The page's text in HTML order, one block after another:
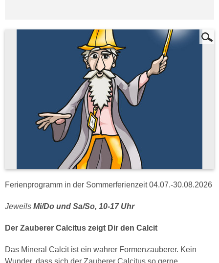
Ferienprogramm in der Sommerferienzeit 04.07.-30.08.2026
Jeweils Mi/Do und Sa/So, 10-17 Uhr
Der Zauberer Calcitus zeigt Dir den Calcit
Das Mineral Calcit ist ein wahrer Formenzauberer. Kein
Wunder, dass sich der Zauberer Calcitus so gerne